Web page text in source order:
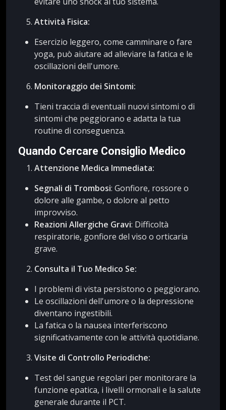
Attività Fisica:
Esercizio leggero, come camminare o fare
yoga, può aiutare ad alleviare la fatica e le
oscillazioni dell'umore.
Monitoraggio dei Sintomi:
Tieni traccia di eventuali nuovi sintomi o di
sintomi che peggiorano e adatta la tua
routine di conseguenza.
Quando Cercare Consiglio Medico
Attenzione Medica Immediata:
Segnali di Trombosi: Gonfiore, rossore o
dolore alle gambe, o dolore al petto
improvviso.
Reazioni Allergiche Gravi: Difficoltà
respiratorie, gonfiore del viso o orticaria
grave.
Consulta il Tuo Medico Se:
I problemi di vista persistono o peggiorano.
Le oscillazioni dell'umore o la depressione
diventano ingestibili.
La fatica o la nausea interferiscono
significativamente con le attività quotidiane.
Visite di Controllo Periodiche:
Test del sangue regolari per monitorare la
funzione epatica, i livelli ormonali e la salute
generale durante il PCT.